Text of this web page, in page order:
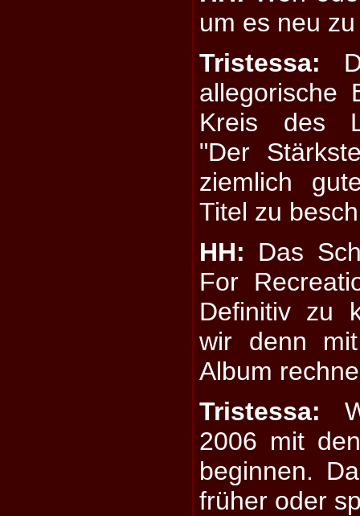
um es neu
Tristessa:
allegorische
Kreis des
"Der
ziemlich
Titel zu
HH: Das
For
Definitiv zu
wir denn
Album
Tristessa:
2006 mit
beginnen.
früher oder